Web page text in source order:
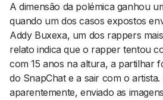
Pesquisar
A dimensão da polémica ganhou
quando um dos casos expostos
Addy Buxexa, um dos rappers
relato indica que o rappertentou
com 15 anos na altura, a partilhar
do SnapChat e a sair com o
aparentemente, enviado as